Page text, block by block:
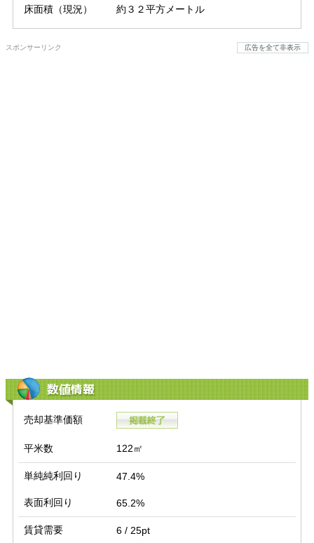
床面積（現況） 約３２平方メートル
スポンサーリンク 広告を全て非表示
数値情報
売却基準価額
平米数 122㎡
単純純利回り 47.4%
表面利回り 65.2%
賃貸需要 6 / 25pt